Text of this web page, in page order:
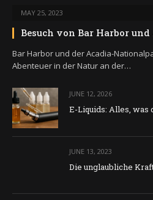
MAY 25, 2023
Besuch von Bar Harbor
Bar Harbor und der Acadia-
Abenteuer in der Natur an der…
JUNE 12, 2026
E-Liquids: Alles, was
JUNE 13, 2023
Die unglaubliche